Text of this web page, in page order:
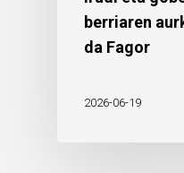
berriaren
da Fagor
2026-06-19